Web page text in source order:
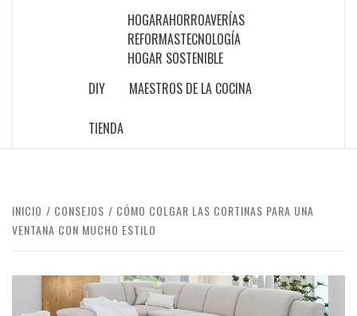
HOGARAHORROAVERÍAS
REFORMASTECNOLOGÍA
HOGAR SOSTENIBLE
DIY
MAESTROS DE LA COCINA
TIENDA
INICIO CONSEJOS
CÓMO COLGAR LAS CORTINAS PARA UNA
VENTANA CON MUCHO ESTILO